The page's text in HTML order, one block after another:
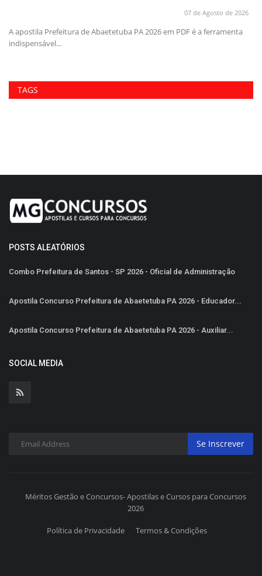
07 de Agosto de 2026
A apostila Prefeitura de Abaetetuba PA 2026 em PDF é a ferramenta
indispensável...
TAGS
POSTS ALEATÓRIOS
Combo Prefeitura de Santos - SP 2026 - Oficial de Administração
Apostila Concurso Prefeitura de Abaetetuba PA 2026 - Educador...
Apostila Concurso Prefeitura de Abaetetuba PA 2026 - Auxiliar...
SOCIAL MEDIA
Se Inscrever
Méritos Gestão e Concursos- Apostilas e Cursos para Concursos
2026
Política de Privacidade Termos & Condições